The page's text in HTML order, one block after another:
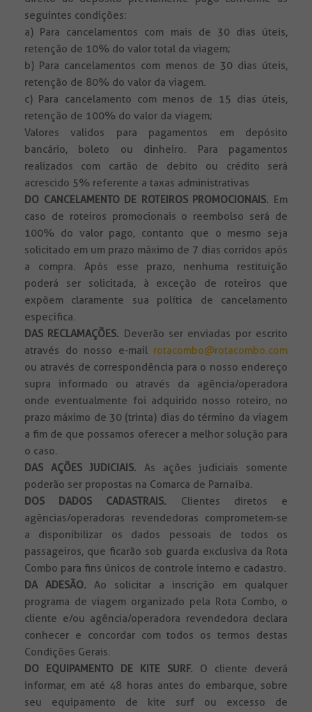
seguintes condições:
a) Para cancelamentos com mais de 30 dias úteis,
retenção de 10% do valor total da viagem;
b) Para cancelamentos com menos de 30 dias úteis,
retenção de 80% do valor da viagem.
c) Para cancelamento com menos de 15 dias úteis,
retenção de 100% do valor da viagem;
Valores validos para pagamentos em depósito
bancário, boleto ou dinheiro. Para pagamentos
realizados com cartão de debito ou crédito será
acrescido 5% referente a taxas administrativas
DO CANCELAMENTO DE ROTEIROS PROMOCIONAIS. Em
caso de roteiros promocionais o reembolso será de
100% do valor pago, contanto que o mesmo seja
solicitado em um prazo máximo de 7 dias corridos após
a compra. Após esse prazo, nenhuma restituição
poderá ser solicitada, à exceção de roteiros que
expõem claramente sua política de cancelamento
específica.
DAS RECLAMAÇÕES. Deverão ser enviadas por escrito
através do nosso e-mail rotacombo@rotacombo.com
ou através de correspondência para o nosso endereço
supra informado ou através da agência/operadora
onde eventualmente foi adquirido nosso roteiro, no
prazo máximo de 30 (trinta) dias do término da viagem
a fim de que possamos oferecer a melhor solução para
o caso.
DAS AÇÕES JUDICIAIS. As ações judiciais somente
poderão ser propostas na Comarca de Parnaíba.
DOS DADOS CADASTRAIS. Clientes diretos e
agências/operadoras revendedoras comprometem-se
a disponibilizar os dados pessoais de todos os
passageiros, que ficarão sob guarda exclusiva da Rota
Combo para fins únicos de controle interno e cadastro.
DA ADESÃO. Ao solicitar a inscrição em qualquer
programa de viagem organizado pela Rota Combo, o
cliente e/ou agência/operadora revendedora declara
conhecer e concordar com todos os termos destas
Condições Gerais.
DO EQUIPAMENTO DE KITE SURF. O cliente deverá
informar, em até 48 horas antes do embarque, sobre
seu equipamento de kite surf ou excesso de